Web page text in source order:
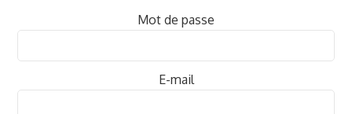
Mot de passe
E-mail